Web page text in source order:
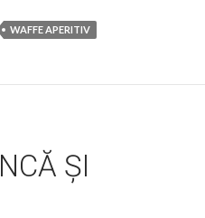
WAFFE APERITIV
ȘI